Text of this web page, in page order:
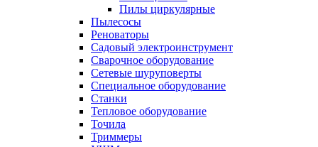
Пилы циркулярные
Пылесосы
Реноваторы
Садовый электроинструмент
Сварочное оборудование
Сетевые шуруповерты
Специальное оборудование
Станки
Тепловое оборудование
Точила
Триммеры